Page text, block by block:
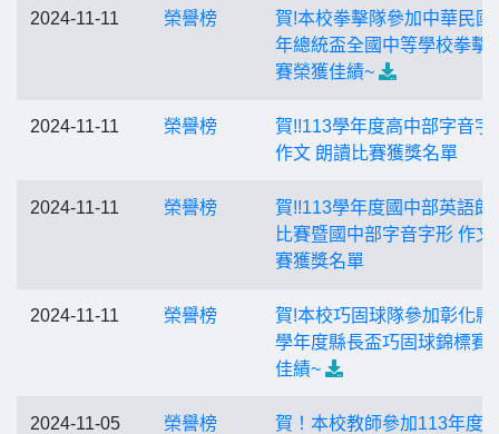
2024-11-11 榮譽榜
賀!本校拳擊隊參加中華民國
年總統盃全國中等學校拳擊
賽榮獲佳績~
2024-11-11 榮譽榜
賀!!113學年度高中部字音字
作文 朗讀比賽獲獎名單
2024-11-11 榮譽榜
賀!!113學年度國中部英語朗
比賽暨國中部字音字形 作文
賽獲獎名單
2024-11-11 榮譽榜
賀!本校巧固球隊參加彰化縣
學年度縣長盃巧固球錦標賽
佳績~
2024-11-05 榮譽榜
賀！本校教師參加113年度